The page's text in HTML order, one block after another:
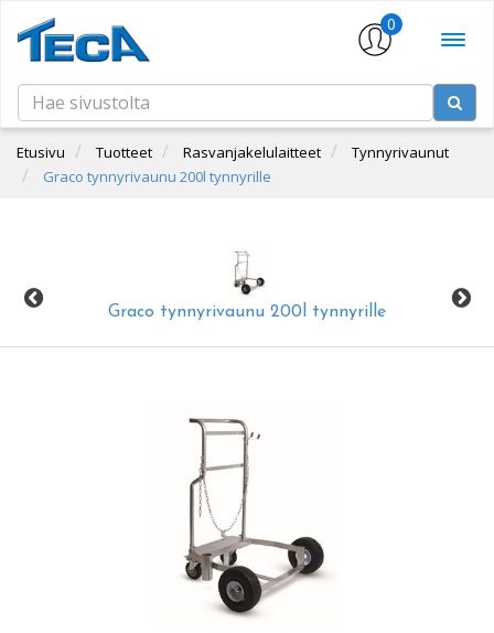
0
Etusivu Tuotteet Rasvanjakelulaitteet
Tynnyrivaunut
Graco tynnyrivaunu 200l tynnyrille
Graco tynnyrivaunu 200l tynnyrille